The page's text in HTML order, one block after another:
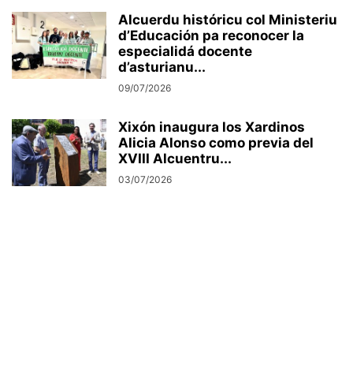
Alcuerdu históricu col Ministeriu
d’Educación pa reconocer la
especialidá docente
d’asturianu...
09/07/2026
Xixón inaugura los Xardinos
Alicia Alonso como previa del
XVIII Alcuentru...
03/07/2026